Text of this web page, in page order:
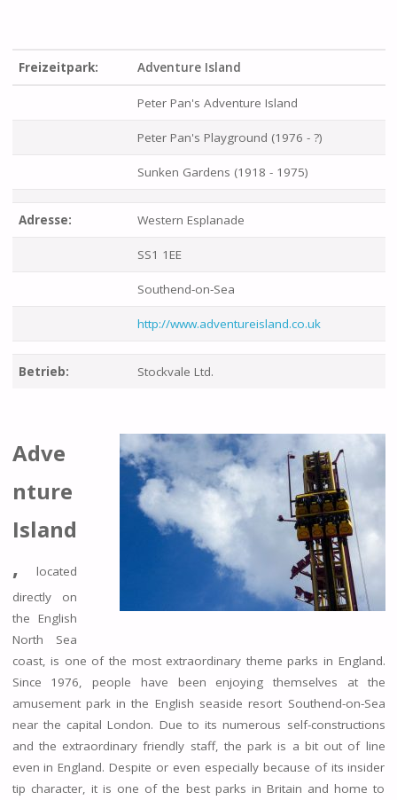
Freizeitpark: Adventure Island
Peter Pan's Adventure Island
Peter Pan's Playground (1976 - ?)
Sunken Gardens (1918 - 1975)
Adresse: Western Esplanade
SS1 1EE
Southend-on-Sea
http://www.adventureisland.co.uk
Betrieb: Stockvale Ltd.
Adve
nture
Island
, located
directly on
the English
North Sea
coast, is one of the most extraordinary theme parks in England.
Since 1976, people have been enjoying themselves at the
amusement park in the English seaside resort Southend-on-Sea
near the capital London. Due to its numerous self-constructions
and the extraordinary friendly staff, the park is a bit out of line
even in England. Despite or even especially because of its insider
tip character, it is one of the best parks in Britain and home to